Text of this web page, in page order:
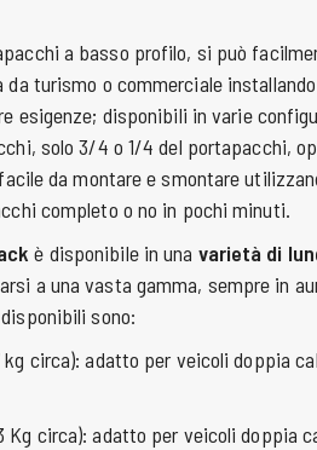
a basso profilo, si può
turismo o commerciale
esigenze; disponibili in varie
solo 3/4 o 1/4 del portapacchi,
da montare e smontare
completo o no in pochi minuti.
è disponibile in una varietà di
a una vasta gamma, sempre in
sono:
kg circa): adatto per veicoli doppia
Kg circa): adatto per veicoli doppia